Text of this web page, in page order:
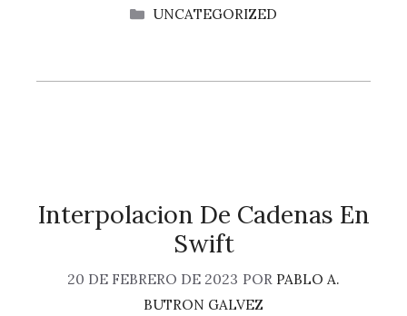
CATEGORÍAS
UNCATEGORIZED
Interpolacion De Cadenas En
Swift
20 DE FEBRERO DE 2023 POR PABLO A.
BUTRON GALVEZ